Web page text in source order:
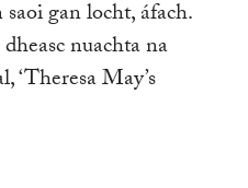
gan locht, áfach.
nuachta na
‘Theresa May’s